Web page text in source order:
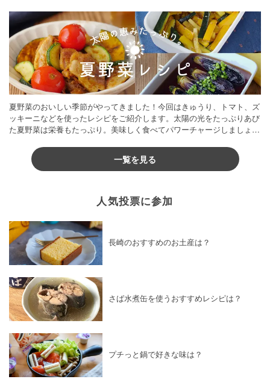
夏野菜のおいしい季節がやってきました！今回はきゅうり、トマト、ズ
ッキーニなどを使ったレシピをご紹介します。太陽の光をたっぷりあび
た夏野菜は栄養もたっぷり。美味しく食べてパワーチャージしましょう
一覧を見る
人気投票に参加
長崎のおすすめのお土産は？
さば水煮缶を使うおすすめレシピは？
プチっと鍋で好きな味は？